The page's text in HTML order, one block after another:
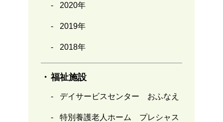
2020年
2019年
2018年
福祉施設
デイサービスセンター おふなえ
特別養護老人ホーム プレシャス